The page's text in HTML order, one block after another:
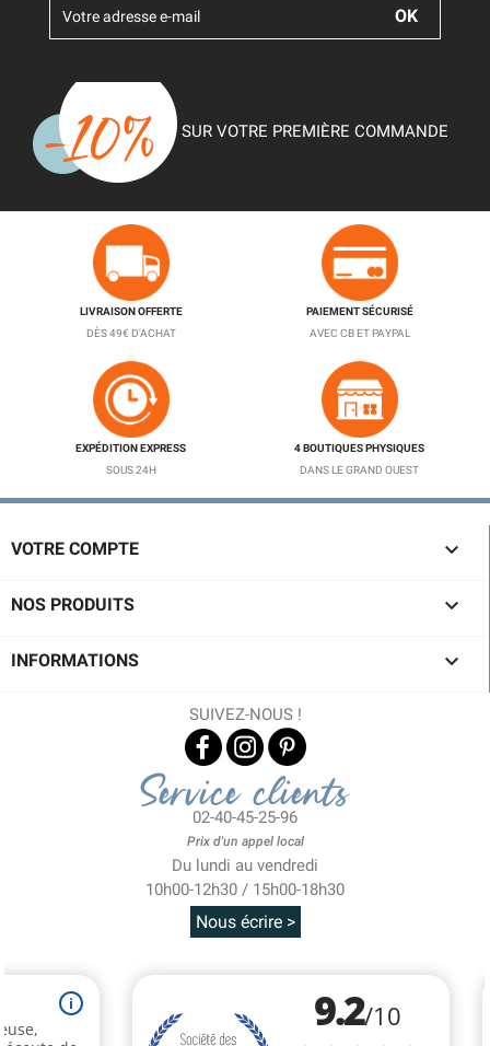
SUR VOTRE PREMIÈRE COMMANDE
LIVRAISON OFFERTE
DÈS 49€ D'ACHAT
PAIEMENT SÉCURISÉ
AVEC CB ET PAYPAL
EXPÉDITION EXPRESS
SOUS 24H
4 BOUTIQUES PHYSIQUES
DANS LE GRAND OUEST
VOTRE COMPTE 
NOS PRODUITS 
INFORMATIONS 
SUIVEZ-NOUS !
Service clients
02-40-45-25-96
Prix d'un appel local
Du lundi au vendredi
10h00-12h30 / 15h00-18h30
Nous écrire >